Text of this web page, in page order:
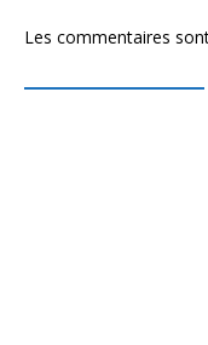
Les commentaires